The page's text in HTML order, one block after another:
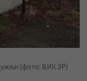
(фото: ВИК ЗР)